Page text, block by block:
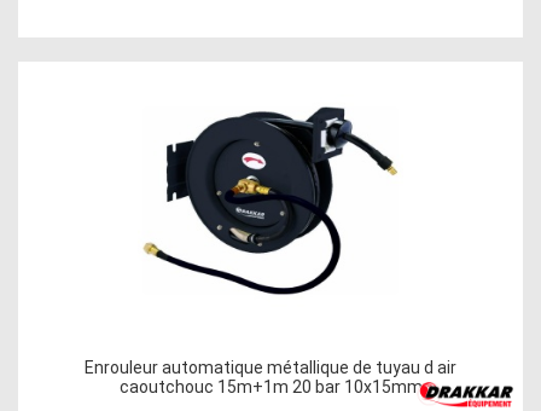
Enrouleur automatique métallique de tuyau d air
caoutchouc 15m+1m 20 bar 10x15mm